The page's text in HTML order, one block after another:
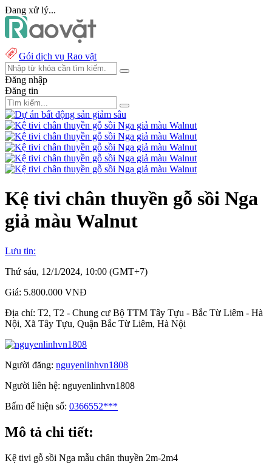
Đang xử lý...
Gói dịch vụ Rao vặt
Đăng nhập
Đăng tin
Kệ tivi chân thuyền gỗ sồi Nga
giả màu Walnut
Lưu tin:
Thứ sáu, 12/1/2024, 10:00 (GMT+7)
Giá: 5.800.000 VNĐ
Địa chỉ: T2, T2 - Chung cư Bộ TTM Tây Tựu - Bắc Từ Liêm - Hà
Nội, Xã Tây Tựu, Quận Bắc Từ Liêm, Hà Nội
Người đăng: nguyenlinhvn1808
Người liên hệ: nguyenlinhvn1808
Bấm để hiện số: 0366552***
Mô tả chi tiết:
Kệ tivi gỗ sồi Nga mẫu chân thuyền 2m-2m4